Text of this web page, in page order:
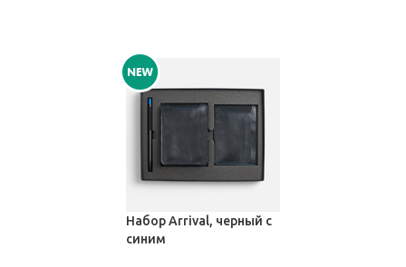
Набор Arrival, черный с
синим